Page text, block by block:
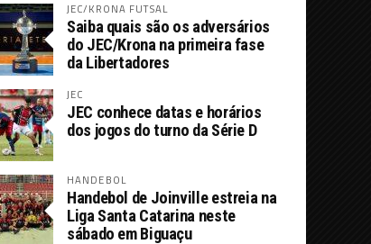
JEC/KRONA FUTSAL
Saiba quais são os adversários
do JEC/Krona na primeira fase
da Libertadores
JEC
JEC conhece datas e horários
dos jogos do turno da Série D
HANDEBOL
Handebol de Joinville estreia na
Liga Santa Catarina neste
sábado em Biguaçu